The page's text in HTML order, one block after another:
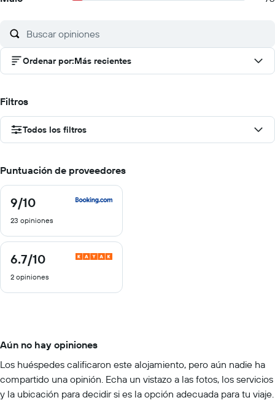
Ordenar por:Más recientes
Filtros
Todos los filtros
Puntuación de proveedores
9/10
9
de
10
23 opiniones
6.7/10
6.7
10
2 opiniones
Aún no hay opiniones
Los huéspedes calificaron este alojamiento, pero aún nadie ha
compartido una opinión. Echa un vistazo a las fotos, los servicios
y la ubicación para decidir si es la opción adecuada para tu viaje.